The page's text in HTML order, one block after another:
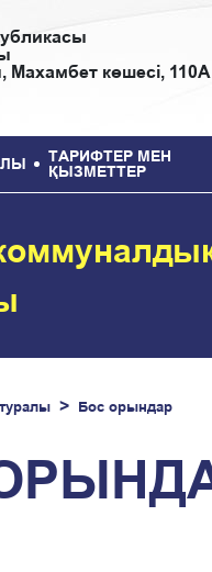
көшесі, 110А
ТАРИФТЕР МЕН
ҚЫЗМЕТТЕР
Бос орындар